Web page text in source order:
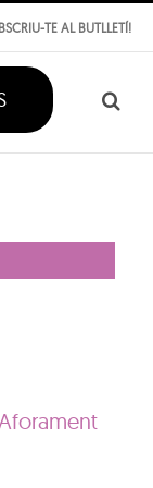
TE AL BUTLLETÍ!